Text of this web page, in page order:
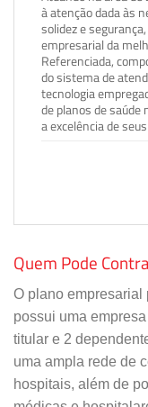
à atenção dada às
solidez e
empresarial da
Referenciada,
do sistema de
tecnologia
de planos de saúde
a excelência de
Quem Pode
O plano empresarial
possui uma
titular e 2
uma ampla rede de
hospitais, além de